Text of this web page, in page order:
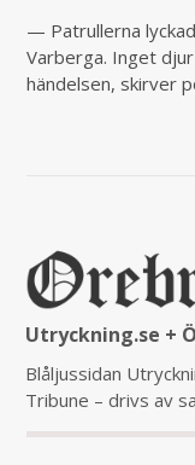
— Patrullerna
Varberga. Inget
händelsen, skirver
Utryckning.se +
Blåljussidan
Tribune – drivs av